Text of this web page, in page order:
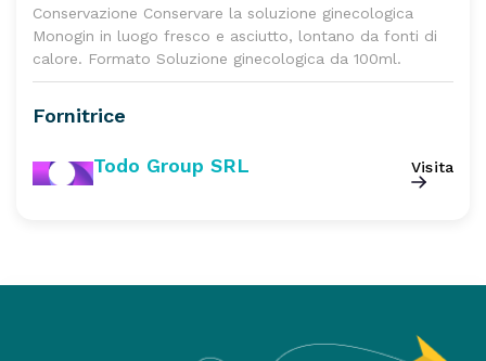
Conservazione Conservare la soluzione ginecologica
Monogin in luogo fresco e asciutto, lontano da fonti di
calore. Formato Soluzione ginecologica da 100ml.
Fornitrice
Todo Group SRL Visita